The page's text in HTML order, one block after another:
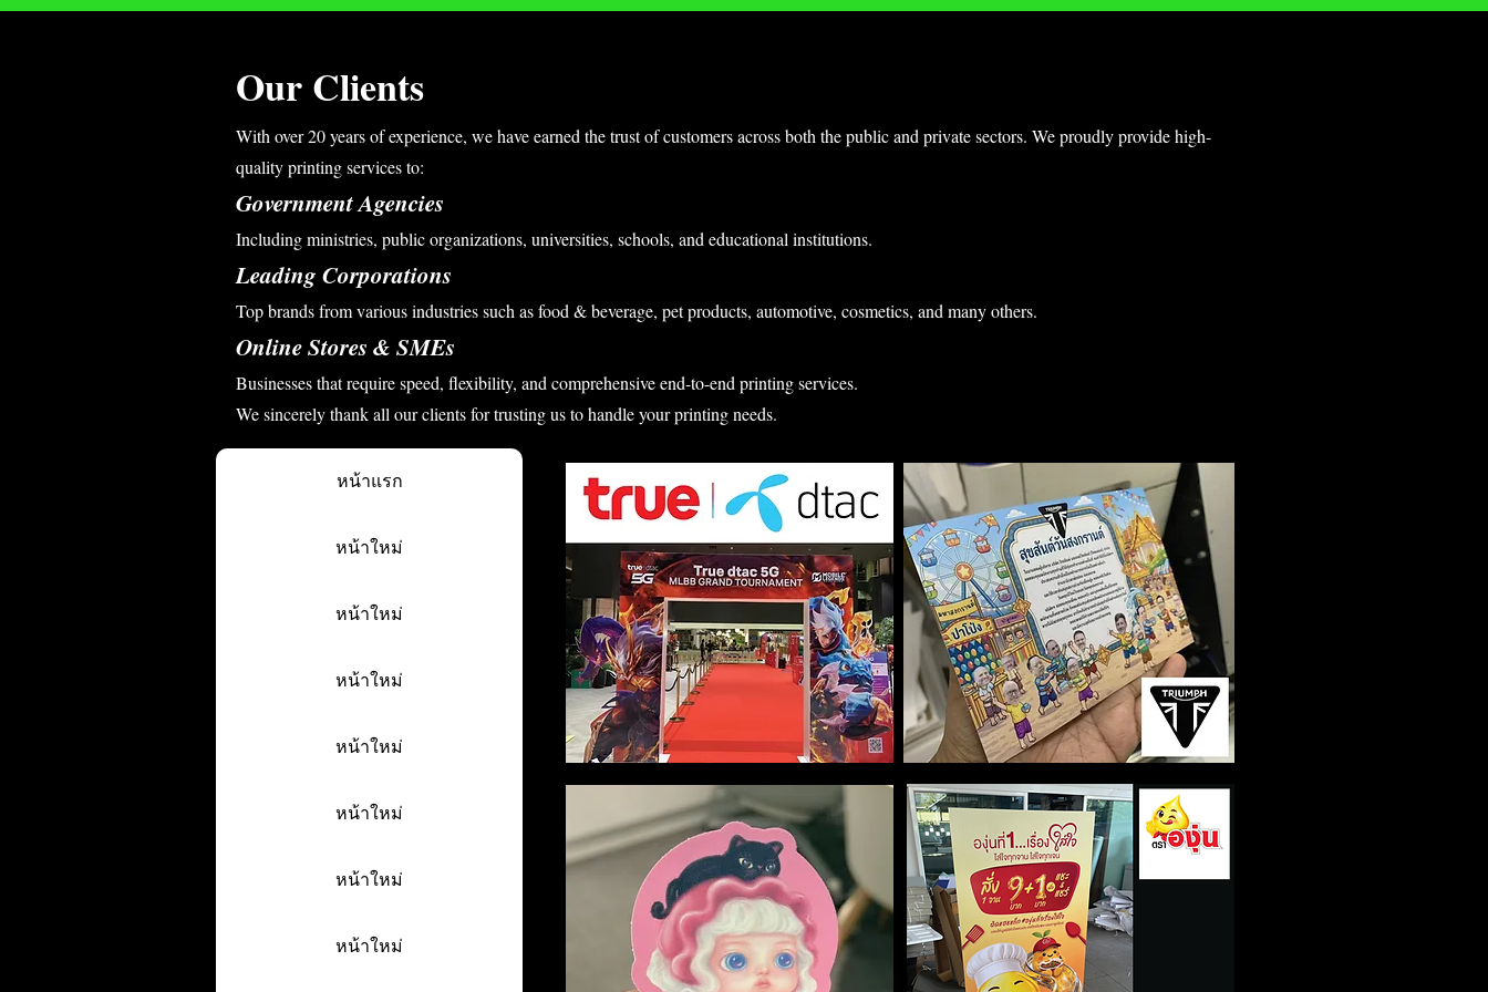
Our Clients
With over 20 years of experience, we have earned the trust of customers across both the public and private sectors. We proudly provide high-
quality printing services to:
Government Agencies
Including ministries, public organizations, universities, schools, and educational institutions.
Leading Corporations
Top brands from various industries such as food & beverage, pet products, automotive, cosmetics, and many others.
Online Stores & SMEs
Businesses that require speed, flexibility, and comprehensive end-to-end printing services.
We sincerely thank all our clients for trusting us to handle your printing needs.
หน้าแรก
หน้าใหม่
หน้าใหม่
หน้าใหม่
หน้าใหม่
หน้าใหม่
หน้าใหม่
หน้าใหม่